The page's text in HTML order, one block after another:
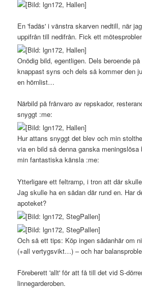
En 'fadäs' i vänstra skarven nedtill, när
uppifrån till nedifrån. Fick ett
Onödig bild, egentligen. Dels beroende
knappast syns och dels så kommer den
en hörnlist…
Närbild på frånvaro av repskador,
snyggt :me:
Hur attans snyggt det blev och min
via en bild så denna ganska meningslösa
min fantastiska känsla :me:
Ytterligare ett feltramp, i tron att där
Jag skulle ha en sådan där rund en. Har
apoteket?
Och så ett tips: Köp ingen sådanhär om
(+all vertygsvikt…) – och har
Föreberett 'allt' för att få till det vid S-
linnegarderoben.